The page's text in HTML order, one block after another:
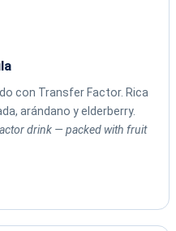
con Transfer Factor. Rica
arándano y elderberry.
drink — packed with fruit